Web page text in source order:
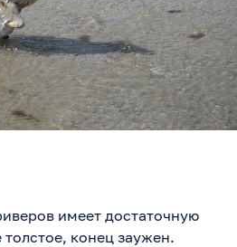
имеет достаточную
конец заужен.